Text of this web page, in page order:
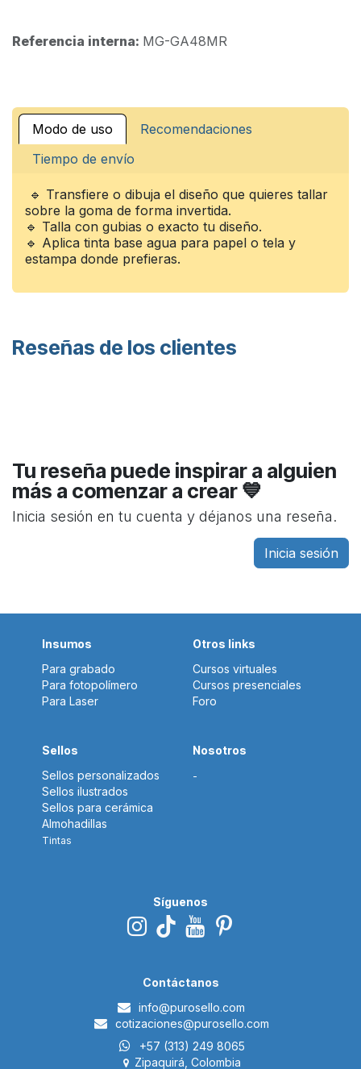
Referencia interna: MG-GA48MR
Modo de uso
Recomendaciones
Tiempo de envío
🔹 Transfiere o dibuja el diseño que quieres tallar
sobre la goma de forma invertida.
🔹 Talla con gubias o exacto tu diseño.
🔹 Aplica tinta base agua para papel o tela y
estampa donde prefieras.
Reseñas de los clientes
Tu reseña puede inspirar a alguien
más a comenzar a crear 💙
Inicia sesión en tu cuenta y déjanos una reseña.
Inicia sesión
Insumos
Para grabado
Para fotopolímero
Para Laser
Sellos
Sellos personalizados
Sellos ilustrados
Sellos para cerámica
Almohadillas
Tintas
Otros links
Cursos virtuales
Cursos presenciales
Foro
Nosotros
-
Síguenos
Contáctanos
i​nfo@purosello.com
cotizaciones@purosello.com
+57 (313) 249 8065
Zipaquirá, Colombia